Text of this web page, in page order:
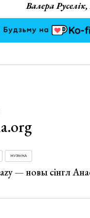
Валера
МУЗЫКА
— новы сінгл